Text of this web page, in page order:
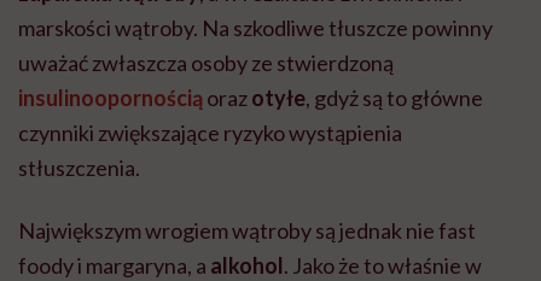
marskości wątroby. Na szkodliwe tłuszcze powinny
uważać zwłaszcza osoby ze stwierdzoną
insulinoopornościąorazotyłe, gdyż są to główne
czynniki zwiększające ryzyko wystąpienia
stłuszczenia.
Największym wrogiem wątroby są jednak nie fast
foody i margaryna, a alkohol. Jako że to właśnie w